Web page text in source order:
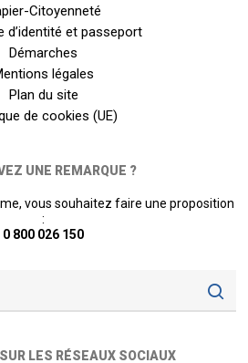
Citoyenneté
d’identité et passeport
Démarches
légales
Plan du site
de cookies (UE)
UNE REMARQUE ?
vous souhaitez faire une proposition
:
0 800 026 150
LES RÉSEAUX SOCIAUX